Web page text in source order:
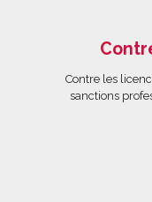
Contre les
sanctions